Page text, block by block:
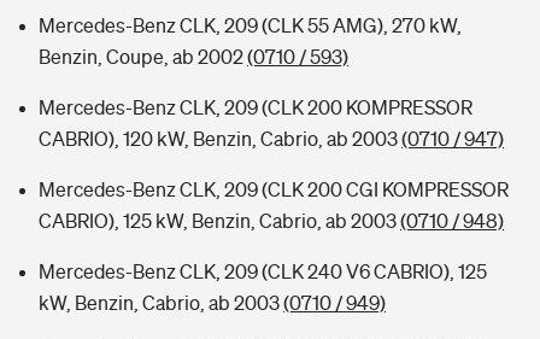
Mercedes-Benz CLK, 209 (CLK 55 AMG), 270 kW,
Benzin, Coupe, ab 2002(0710 / 593)
Mercedes-Benz CLK, 209 (CLK 200 KOMPRESSOR
CABRIO), 120 kW, Benzin, Cabrio, ab 2003(0710 / 947)
Mercedes-Benz CLK, 209 (CLK 200 CGI KOMPRESSOR
CABRIO), 125 kW, Benzin, Cabrio, ab 2003(0710 / 948)
Mercedes-Benz CLK, 209 (CLK 240 V6 CABRIO), 125
kW, Benzin, Cabrio, ab 2003(0710 / 949)